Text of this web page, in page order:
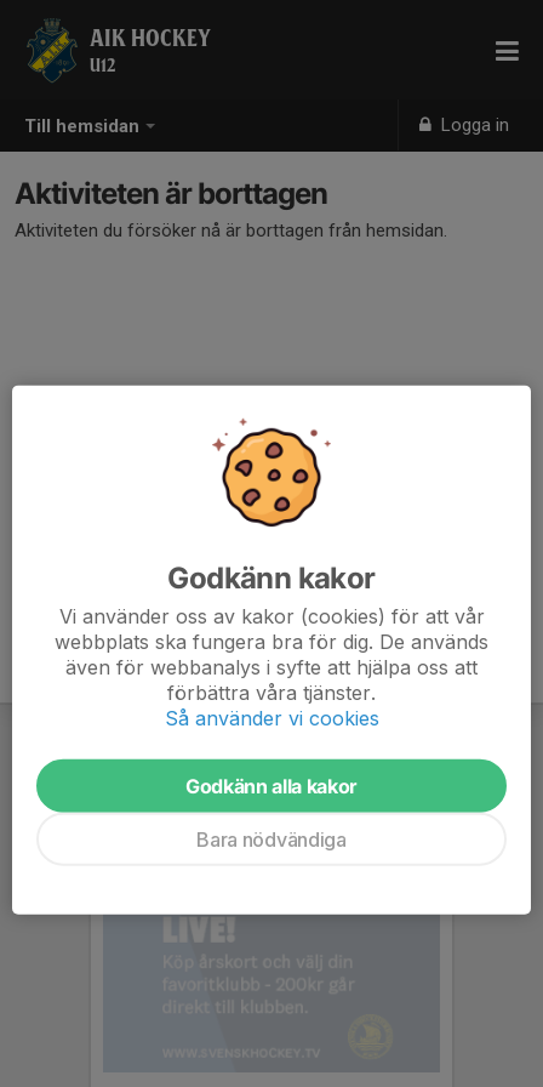
Till hemsidan Logga in
AIK HOCKEY
U12
Aktiviteten är borttagen
Aktiviteten du försöker nå är borttagen från hemsidan.
Godkänn kakor
Vi använder oss av kakor (cookies) för att vår
webbplats ska fungera bra för dig. De används
även för webbanalys i syfte att hjälpa oss att
förbättra våra tjänster.
Så använder vi cookies
Godkänn alla kakor
Bara nödvändiga